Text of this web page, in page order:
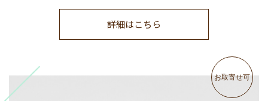
詳細はこちら
お取寄せ可